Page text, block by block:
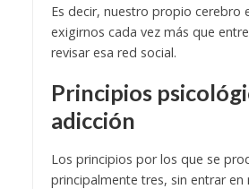
Es decir, nuestro propio cerebro
exigirnos cada vez más que
revisar esa red social.
Principios
adicción
Los principios por los que se
principalmente tres, sin entrar en